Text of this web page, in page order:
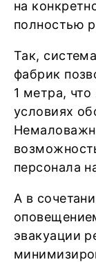
на
полностью
Так,
фабрик
1 метра, что
условиях
персонала
А в
эвакуации